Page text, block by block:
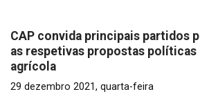
CAP convida principais partidos
as respetivas propostas políticas
agrícola
29 dezembro 2021, quarta-feira